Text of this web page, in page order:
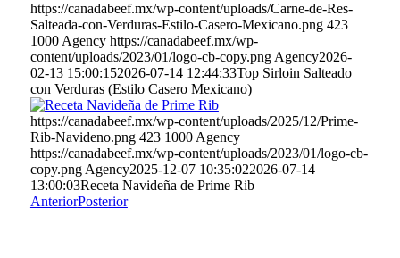
https://canadabeef.mx/wp-content/uploads/Carne-de-Res-
Salteada-con-Verduras-Estilo-Casero-Mexicano.png 423
1000 Agency https://canadabeef.mx/wp-
content/uploads/2023/01/logo-cb-copy.png Agency2026-
02-13 15:00:152026-07-14 12:44:33Top Sirloin Salteado
con Verduras (Estilo Casero Mexicano)
https://canadabeef.mx/wp-content/uploads/2025/12/Prime-
Rib-Navideno.png 423 1000 Agency
https://canadabeef.mx/wp-content/uploads/2023/01/logo-cb-
copy.png Agency2025-12-07 10:35:022026-07-14
13:00:03Receta Navideña de Prime Rib
AnteriorPosterior